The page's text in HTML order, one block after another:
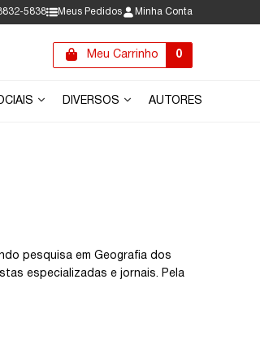
5838 Meus Pedidos Minha Conta
Meu Carrinho 0
DIVERSOS AUTORES
pesquisa em Geografia dos
especializadas e jornais. Pela